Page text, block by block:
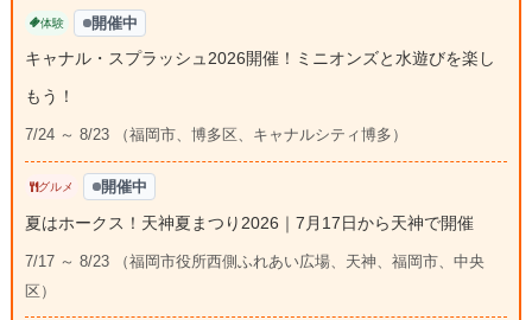
体験 開催中
キャナル・スプラッシュ2026開催！ミニオンズと水遊びを楽し
もう！
7/24 ～ 8/23 （福岡市、博多区、キャナルシティ博多）
グルメ 開催中
夏はホークス！天神夏まつり2026｜7月17日から天神で開催
7/17 ～ 8/23 （福岡市役所西側ふれあい広場、天神、福岡市、中央
区）